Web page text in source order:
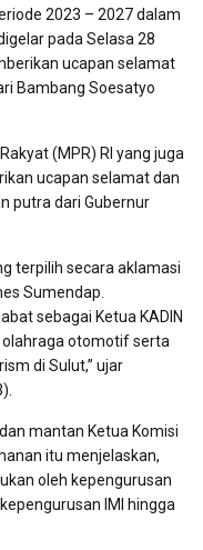
2023 – 2027 dalam
pada Selasa 28
ucapan selamat
Bambang Soesatyo
(MPR) RI yang juga
ucapan selamat dan
putra dari Gubernur
terpilih secara aklamasi
Sumendap.
sebagai Ketua KADIN
otomotif serta
di Sulut,” ujar
mantan Ketua Komisi
itu menjelaskan,
oleh kepengurusan
IMI hingga